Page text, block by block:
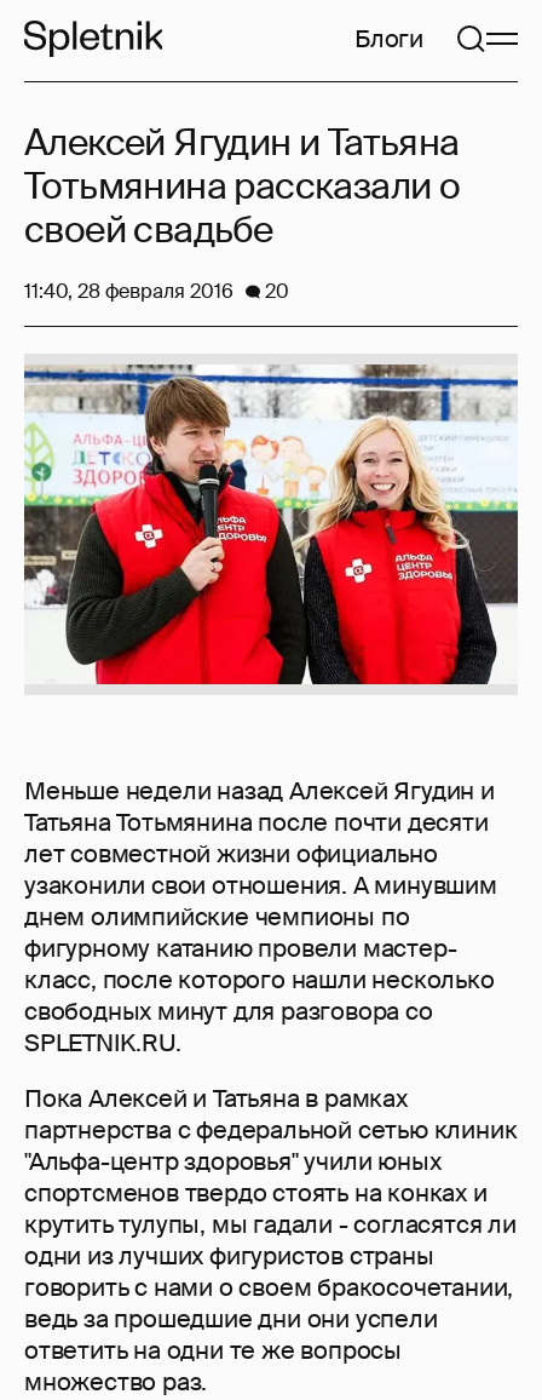
Блоги
Меньше недели назад Алексей Ягудин и
Татьяна Тотьмянина после почти десяти
лет совместной жизни официально
узаконили свои отношения. А минувшим
днем олимпийские чемпионы по
фигурному катанию провели мастер-
класс, после которого нашли несколько
свободных минут для разговора со
SPLETNIK.RU.
Пока Алексей и Татьяна в рамках
партнерства с федеральной сетью клиник
"Альфа-центр здоровья" учили юных
спортсменов твердо стоять на конках и
крутить тулупы, мы гадали - согласятся ли
одни из лучших фигуристов страны
говорить с нами о своем бракосочетании,
ведь за прошедшие дни они успели
ответить на одни те же вопросы
множество раз.
Алексей Ягудин и Татьяна
Тотьмянина рассказали о
своей свадьбе
11:40, 28 февраля 2016 20